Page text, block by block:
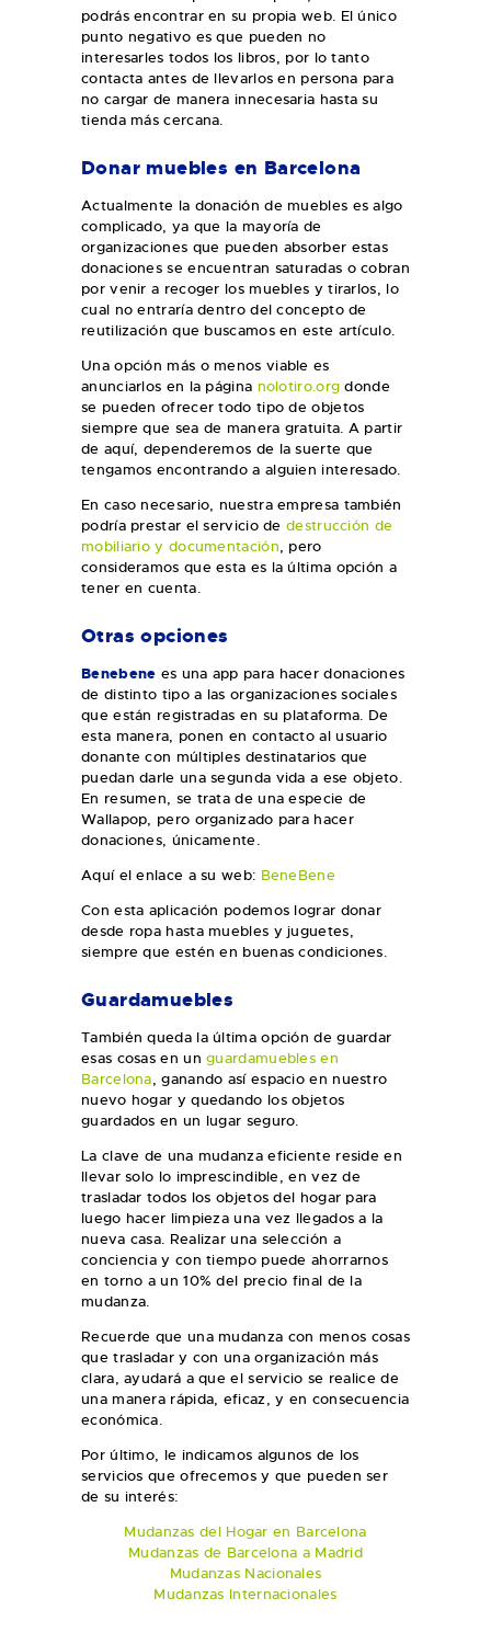
podrás encontrar en su propia web. El único
punto negativo es que pueden no
interesarles todos los libros, por lo tanto
contacta antes de llevarlos en persona para
no cargar de manera innecesaria hasta su
tienda más cercana.
Donar muebles en Barcelona
Actualmente la donación de muebles es algo
complicado, ya que la mayoría de
organizaciones que pueden absorber estas
donaciones se encuentran saturadas o cobran
por venir a recoger los muebles y tirarlos, lo
cual no entraría dentro del concepto de
reutilización que buscamos en este artículo.
Una opción más o menos viable es
anunciarlos en la página nolotiro.org donde
se pueden ofrecer todo tipo de objetos
siempre que sea de manera gratuita. A partir
de aquí, dependeremos de la suerte que
tengamos encontrando a alguien interesado.
En caso necesario, nuestra empresa también
podría prestar el servicio dedestrucción de
mobiliario y documentación, pero
consideramos que esta es la última opción a
tener en cuenta.
Otras opciones
Benebene es una app para hacer donaciones
de distinto tipo a las organizaciones sociales
que están registradas en su plataforma. De
esta manera, ponen en contacto al usuario
donante con múltiples destinatarios que
puedan darle una segunda vida a ese objeto.
En resumen, se trata de una especie de
Wallapop, pero organizado para hacer
donaciones, únicamente.
Aquí el enlace a su web: BeneBene
Con esta aplicación podemos lograr donar
desde ropa hasta muebles y juguetes,
siempre que estén en buenas condiciones.
Guardamuebles
También queda la última opción de guardar
esas cosas en unguardamuebles en
Barcelona, ganando así espacio en nuestro
nuevo hogar y quedando los objetos
guardados en un lugar seguro.
La clave de una mudanza eficiente reside en
llevar solo lo imprescindible, en vez de
trasladar todos los objetos del hogar para
luego hacer limpieza una vez llegados a la
nueva casa. Realizar una selección a
conciencia y con tiempo puede ahorrarnos
en torno a un 10% del precio final de la
mudanza.
Recuerde que una mudanza con menos cosas
que trasladar y con una organización más
clara, ayudará a que el servicio se realice de
una manera rápida, eficaz, y en consecuencia
económica.
Por último, le indicamos algunos de los
servicios que ofrecemos y que pueden ser
de su interés:
Mudanzas del Hogar en Barcelona
Mudanzas de Barcelona a Madrid
Mudanzas Nacionales
Mudanzas Internacionales